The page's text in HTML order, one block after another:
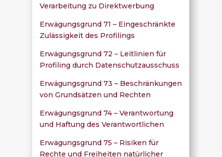
Verarbeitung zu Direktwerbung
Erwägungsgrund 71 – Eingeschränkte
Zulässigkeit des Profilings
Erwägungsgrund 72 – Leitlinien für
Profiling durch Datenschutzausschuss
Erwägungsgrund 73 – Beschränkungen
von Grundsätzen und Rechten
Erwägungsgrund 74 – Verantwortung
und Haftung des Verantwortlichen
Erwägungsgrund 75 – Risiken für
Rechte und Freiheiten natürlicher